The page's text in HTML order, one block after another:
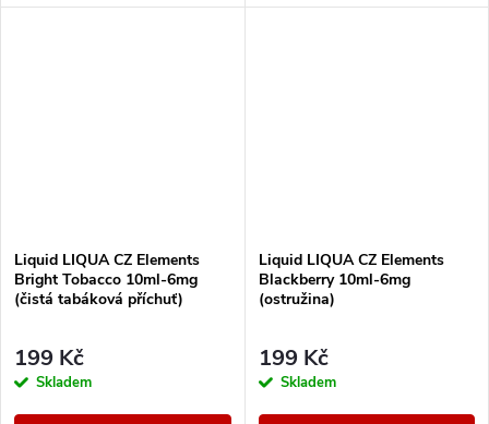
Liquid LIQUA CZ Elements
Bright Tobacco 10ml-6mg
(čistá tabáková příchuť)
199 Kč
Skladem
Liquid LIQUA CZ Elements
Blackberry 10ml-6mg
(ostružina)
199 Kč
Skladem